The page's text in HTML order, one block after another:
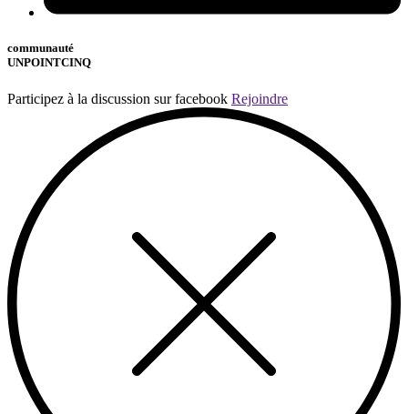
communauté
UNPOINTCINQ
Participez à la discussion sur facebook Rejoindre